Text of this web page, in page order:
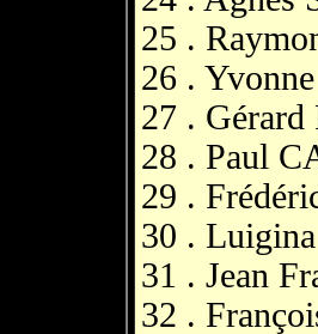
25 .
26 .
27 . Gérard
28 . Paul
29 .
30 .
31 . Jean
32 .